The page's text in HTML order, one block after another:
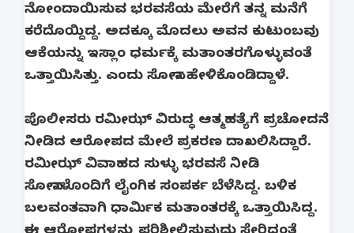
ನೋಂದಾಯಿಸುವ ಭರವಸೆಯ ಮೇರೆಗೆ ತನ್ನ ಮನೆಗೆ
ಕರೆದೊಯ್ದಿದ್ದ. ಅದಕ್ಕೂ ಮೊದಲು ಅವನ ಕುಟುಂಬವು
ಆಕೆಯನ್ನು ಇಸ್ಲಾಂ ಧರ್ಮಕ್ಕೆ ಮತಾಂತರಗೊಳ್ಳುವಂತೆ
ಒತ್ತಾಯಿಸಿತ್ತು. ಎಂದು ಸೋನಾ ಹೇಳಿಕೊಂಡಿದ್ದಾಳೆ.
ಪೊಲೀಸರು ರಮೀಝ್ ವಿರುದ್ಧ ಆತ್ಮಹತ್ಯೆಗೆ ಪ್ರಚೋದನೆ
ನೀಡಿದ ಆರೋಪದ ಮೇಲೆ ಪ್ರಕರಣ ದಾಖಲಿಸಿದ್ದಾರೆ.
ರಮೀಝ್ ವಿವಾಹದ ಸುಳ್ಳು ಭರವಸೆ ನೀಡಿ
ಸೋನಾಳೊಂದಿಗೆ ಲೈಂಗಿಕ ಸಂಪರ್ಕ ಬೆಳೆಸಿದ್ದ. ಬಳಿಕ
ಬಲವಂತವಾಗಿ ಧಾರ್ಮಿಕ ಮತಾಂತರಕ್ಕೆ ಒತ್ತಾಯಿಸಿದ್ದ‌.